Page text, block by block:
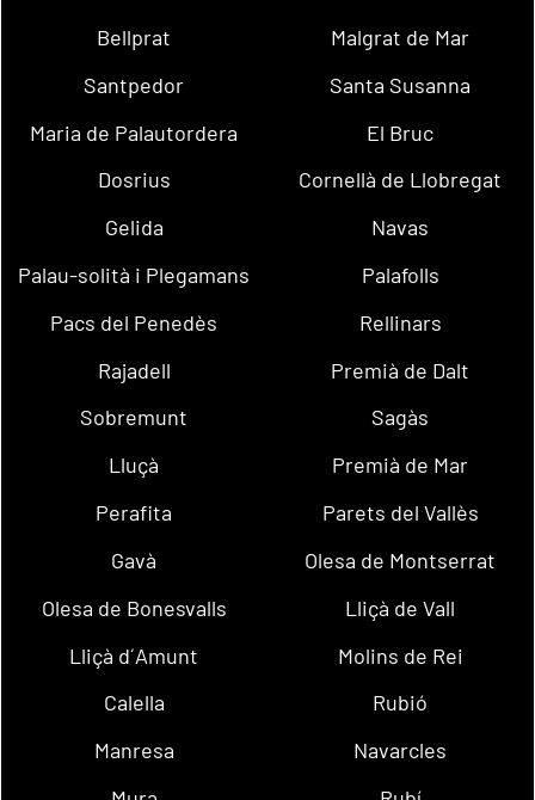
Bellprat
Malgrat de Mar
Santpedor
Santa Susanna
Maria de Palautordera
El Bruc
Dosrius
Cornellà de Llobregat
Gelida
Navas
Palau-solità i Plegamans
Palafolls
Pacs del Penedès
Rellinars
Rajadell
Premià de Dalt
Sobremunt
Sagàs
Lluçà
Premià de Mar
Perafita
Parets del Vallès
Gavà
Olesa de Montserrat
Olesa de Bonesvalls
Lliçà de Vall
Lliçà d´Amunt
Molins de Rei
Calella
Rubió
Manresa
Navarcles